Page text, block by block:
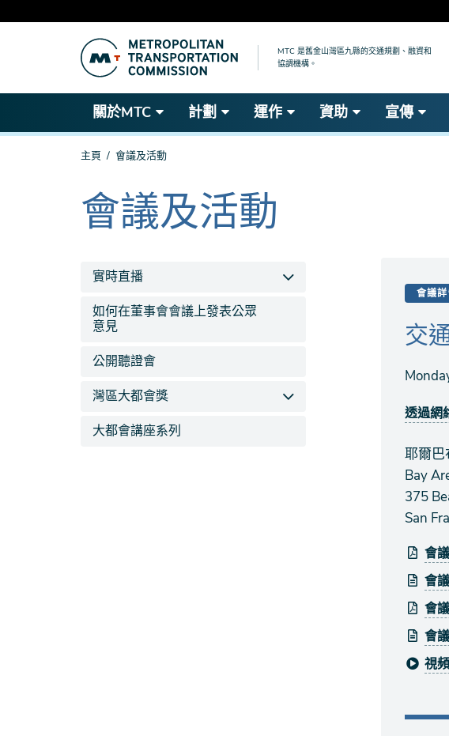
要
容
MTC 是舊金山灣區九縣的交通規劃、融資和
協調機構。
關於MTC 計劃 運作 資助 宣傳
你
裡
主頁 會議及活動
The
current
會議及活動
會議
交
透過網
耶爾
Bay
375
San
會
會
會
會
視
實時直播
如何在董事會會議上發表公眾
意見
公開聽證會
灣區大都會獎
大都會講座系列